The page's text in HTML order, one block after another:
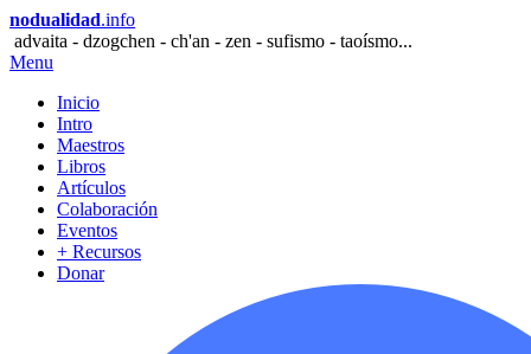
nodualidad.info
advaita - dzogchen - ch'an - zen - sufismo - taoísmo...
Menu
Inicio
Intro
Maestros
Libros
Artículos
Colaboración
Eventos
+ Recursos
Donar